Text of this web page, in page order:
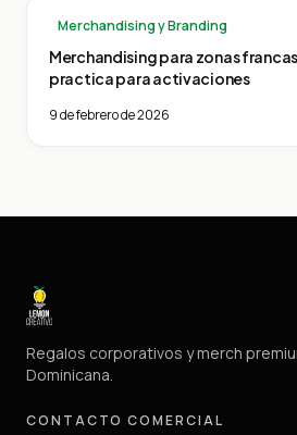
Merchandising y Branding
Merchandising para zonas
practica para activaciones
9 de febrero de 2026
Regalos corporativos y merch
Dominicana.
CONTACTO COMERCIAL